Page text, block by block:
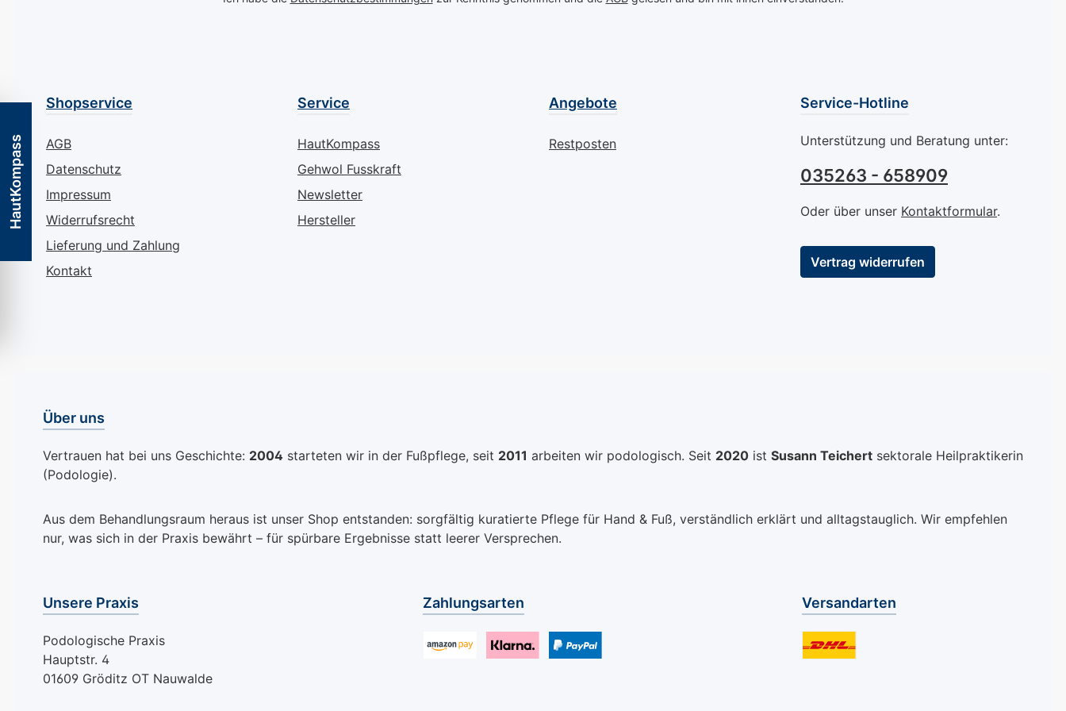
Wie "Baehr Beauty
und pflegt trockene,
raue und rissige Haut
intensiv Beruhigende
aus dem Toten Meer,
Intensivpflege
Passionsblumenöl: Ein
Schatz der Natur, der für
Shopservice
AGB
Datenschutz
Impressum
Widerrufsrecht
Lieferung und Zahlung
Kontakt
Service
HautKompass
Gehwol Fusskraft
Newsletter
Hersteller
Angebote
Restposten
Service-Hotline
Unterstützung und Beratung unter:
035263 - 658909
Oder über unser Kontaktformular.
Vertrag widerrufen
Über uns
Vertrauen hat bei uns Geschichte: 2004 starteten wir in der Fußpflege, seit 2011 arbeiten wir podologisch. Seit 2020 ist Susann Teichert sektorale Heilpraktikerin
(Podologie).
Aus dem Behandlungsraum heraus ist unser Shop entstanden: sorgfältig kuratierte Pflege für Hand & Fuß, verständlich erklärt und alltagstauglich. Wir empfehlen
nur, was sich in der Praxis bewährt – für spürbare Ergebnisse statt leerer Versprechen.
Unsere Praxis
Podologische Praxis
Hauptstr. 4
01609 Gröditz OT Nauwalde
Zahlungsarten Versandarten
HautKompass